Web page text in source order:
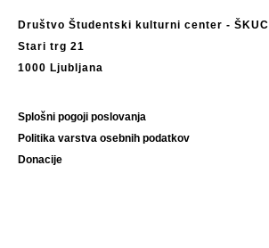
Društvo Študentski kulturni center - ŠKUC
Stari trg 21
1000 Ljubljana
Splošni pogoji poslovanja
Politika varstva osebnih podatkov
Donacije